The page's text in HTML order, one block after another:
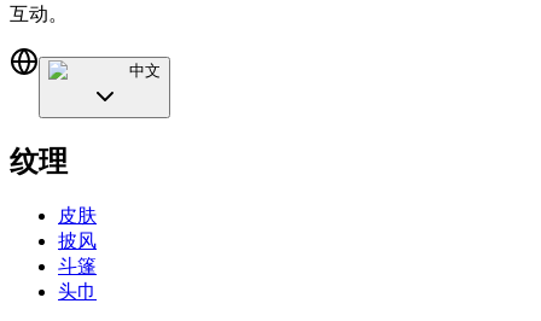
互动。
中文
纹理
皮肤
披风
斗篷
头巾